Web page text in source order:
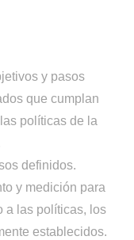
y pasos
que cumplan
políticas de la
definidos.
y medición para
a las políticas, los
establecidos.